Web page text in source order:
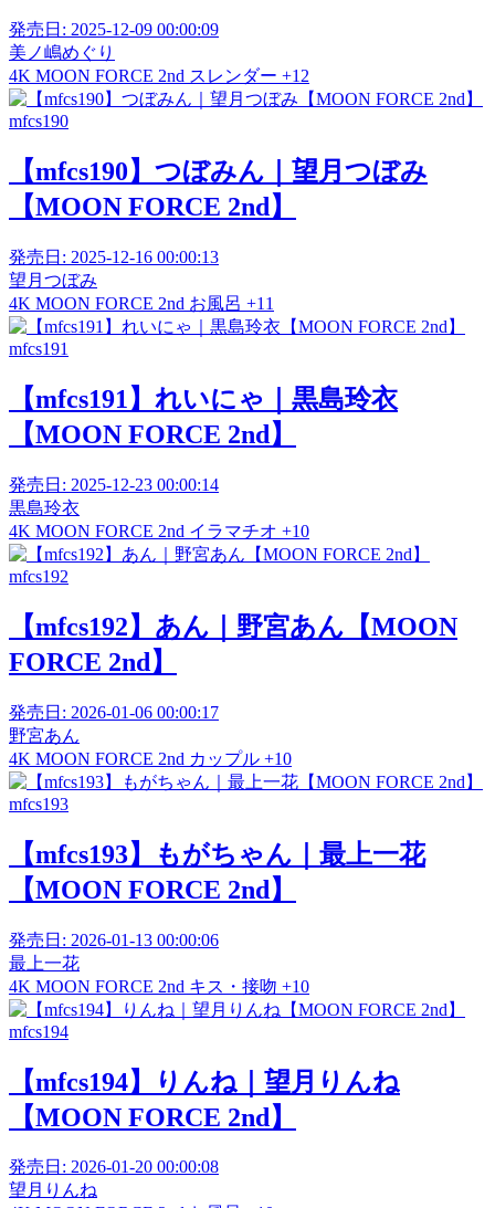
発売日: 2025-12-09 00:00:09
美ノ嶋めぐり
4K MOON FORCE 2nd スレンダー +12
mfcs190
【mfcs190】つぼみん｜望月つぼみ
【MOON FORCE 2nd】
発売日: 2025-12-16 00:00:13
望月つぼみ
4K MOON FORCE 2nd お風呂 +11
mfcs191
【mfcs191】れいにゃ｜黒島玲衣
【MOON FORCE 2nd】
発売日: 2025-12-23 00:00:14
黒島玲衣
4K MOON FORCE 2nd イラマチオ +10
mfcs192
【mfcs192】あん｜野宮あん【MOON
FORCE 2nd】
発売日: 2026-01-06 00:00:17
野宮あん
4K MOON FORCE 2nd カップル +10
mfcs193
【mfcs193】もがちゃん｜最上一花
【MOON FORCE 2nd】
発売日: 2026-01-13 00:00:06
最上一花
4K MOON FORCE 2nd キス・接吻 +10
mfcs194
【mfcs194】りんね｜望月りんね
【MOON FORCE 2nd】
発売日: 2026-01-20 00:00:08
望月りんね